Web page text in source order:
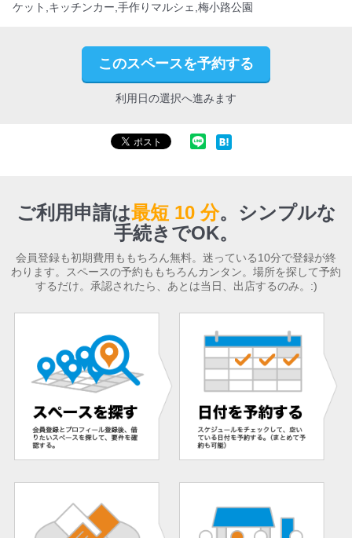
ケット,キッチンカー,手作りマルシェ,梅小路公園
このスペースを予約する
利用日の選択へ進みます
ご利用申請は最短 10 分。 シンプルな
手続きでOK。
会員登録も初期費用ももちろん無料。迷っている10分で登録が終
わります。スペースの予約ももちろんカンタン。場所を探して予約
するだけ。承認されたら、あとは当日、出店するのみ。:)